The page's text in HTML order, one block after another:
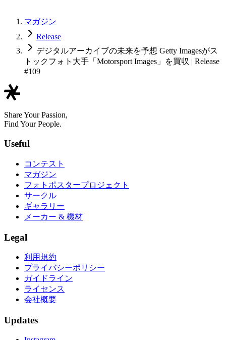
マガジン
Release
デジタルアーカイブの未来を予想 Getty Imagesがス
トックフォト大手「Motorsport Images」を買収 | Release
#109
Share Your Passion,
Find Your People.
Useful
コンテスト
マガジン
フォトポスタープロジェクト
サークル
ギャラリー
メーカー & 機材
Legal
利用規約
プライバシーポリシー
ガイドライン
ライセンス
会社概要
Updates